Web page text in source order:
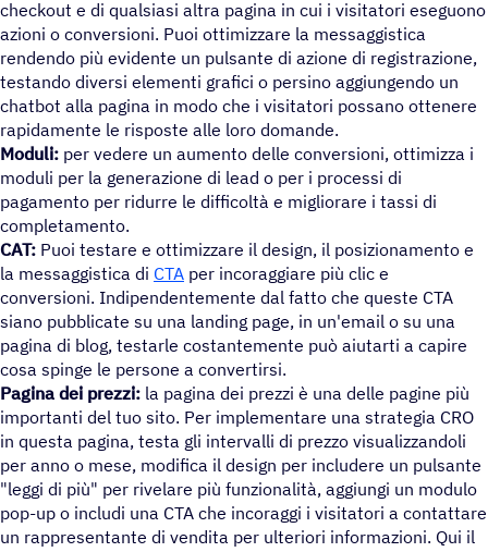
checkout e di qualsiasi altra pagina in cui i visitatori eseguono
azioni o conversioni. Puoi ottimizzare la messaggistica
rendendo più evidente un pulsante di azione di registrazione,
testando diversi elementi grafici o persino aggiungendo un
chatbot alla pagina in modo che i visitatori possano ottenere
rapidamente le risposte alle loro domande.
Moduli: per vedere un aumento delle conversioni, ottimizza i
moduli per la generazione di lead o per i processi di
pagamento per ridurre le difficoltà e migliorare i tassi di
completamento.
CAT: Puoi testare e ottimizzare il design, il posizionamento e
la messaggistica di CTA per incoraggiare più clic e
conversioni. Indipendentemente dal fatto che queste CTA
siano pubblicate su una landing page, in un'email o su una
pagina di blog, testarle costantemente può aiutarti a capire
cosa spinge le persone a convertirsi.
Pagina dei prezzi: la pagina dei prezzi è una delle pagine più
importanti del tuo sito. Per implementare una strategia CRO
in questa pagina, testa gli intervalli di prezzo visualizzandoli
per anno o mese, modifica il design per includere un pulsante
"leggi di più" per rivelare più funzionalità, aggiungi un modulo
pop-up o includi una CTA che incoraggi i visitatori a contattare
un rappresentante di vendita per ulteriori informazioni. Qui il